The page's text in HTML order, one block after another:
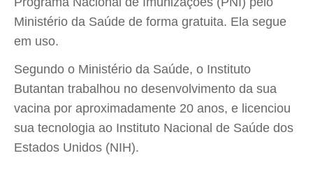
Ministério da Saúde de forma gratuita. Ela segue
em uso.
Segundo o Ministério da Saúde, o Instituto
Butantan trabalhou no desenvolvimento da sua
vacina por aproximadamente 20 anos, e licenciou
sua tecnologia ao Instituto Nacional de Saúde dos
Estados Unidos (NIH).